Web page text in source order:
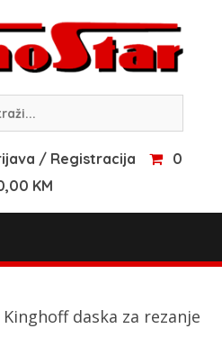
/ Registracija
0
KM
daska za rezanje